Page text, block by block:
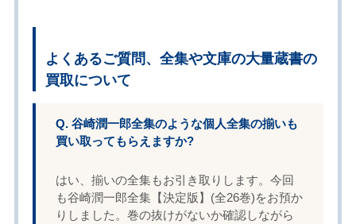
よくあるご質問、全集や文庫の大量蔵書の
買取について
Q. 谷崎潤一郎全集のような個人全集の揃いも
買い取ってもらえますか?
はい、揃いの全集もお引き取りします。今回
も谷崎潤一郎全集【決定版】(全26巻)をお預か
りしました。巻の抜けがないか確認しながら